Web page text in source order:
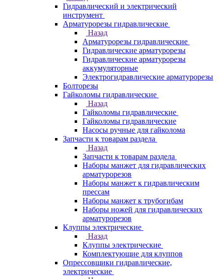
Гидравлический и электрический
инструмент
Арматурорезы гидравлические
Назад
Арматурорезы гидравлические
Гидравлические арматурорезы
Гидравлические арматурорезы
аккумуляторные
Электрогидравлические арматурорезы
Болторезы
Гайколомы гидравлические
Назад
Гайколомы гидравлические
Гайколомы гидравлические
Насосы ручные для гайколома
Запчасти к товарам раздела
Назад
Запчасти к товарам раздела
Наборы манжет для гидравлических
арматурорезов
Наборы манжет к гидравлическим
прессам
Наборы манжет к трубогибам
Наборы ножей для гидравлических
арматурорезов
Клуппы электрические
Назад
Клуппы электрические
Комплектующие для клуппов
Опрессовщики гидравлические,
электрические